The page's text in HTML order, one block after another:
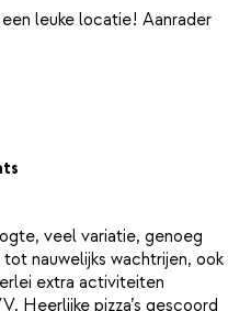
veel variatie, genoeg
nauwelijks wachtrijen, ook
extra activiteiten
Heerlijke pizza’s gescoord